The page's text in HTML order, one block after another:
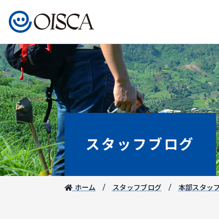
スタッフブログ
ホーム スタッフブログ 本部スタッ